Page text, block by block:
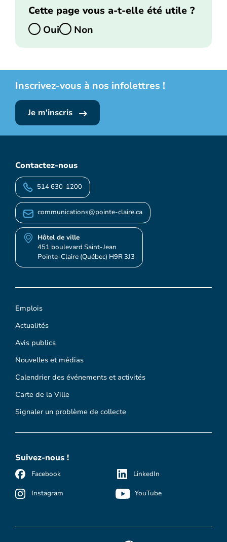
Cette page vous a-t-elle été utile ?
Oui
Non
Inscrivez-vous à nos infolettres !
Je m'inscris
Emplois
Actualités
Avis publics
Nouvelles et médias
Calendrier des événements et activités
Carte de la Ville
Signaler un problème de collecte
Contactez-nous
514 630-1200
communications@pointe-claire.ca
Hôtel de ville
451 boulevard Saint-Jean
Pointe-Claire (Québec) H9R 3J3
Suivez-nous !
Facebook
Instagram
LinkedIn
YouTube